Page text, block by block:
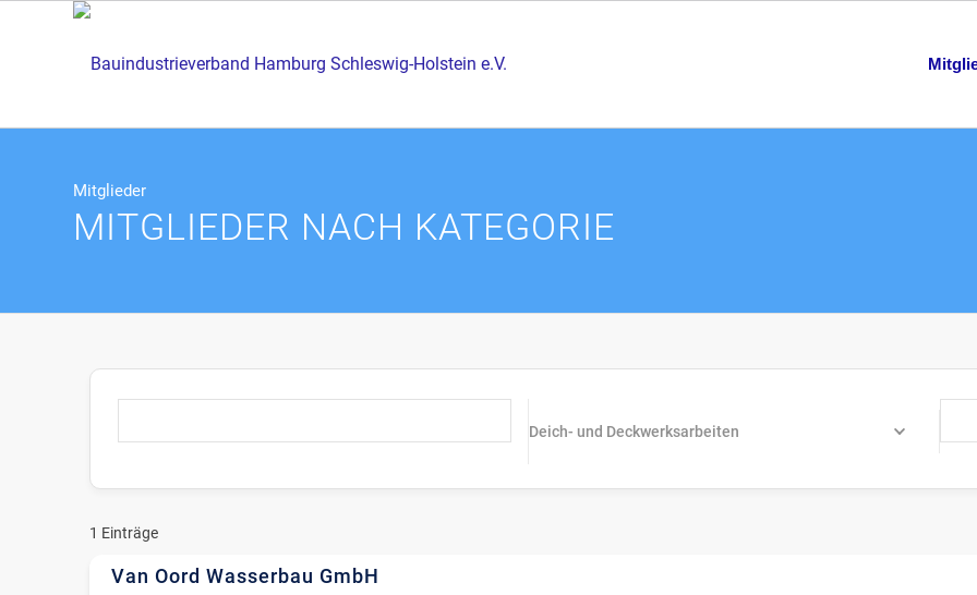
Mitglieder
MITGLIEDER NACH KATEGORIE
Deich- und Deckwerksarbeiten
1 Einträge
Van Oord Wasserbau GmbH